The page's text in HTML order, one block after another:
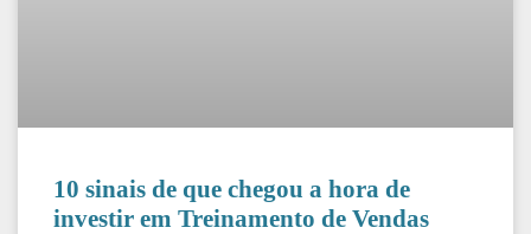
10 sinais de que chegou a hora de
investir em Treinamento de Vendas